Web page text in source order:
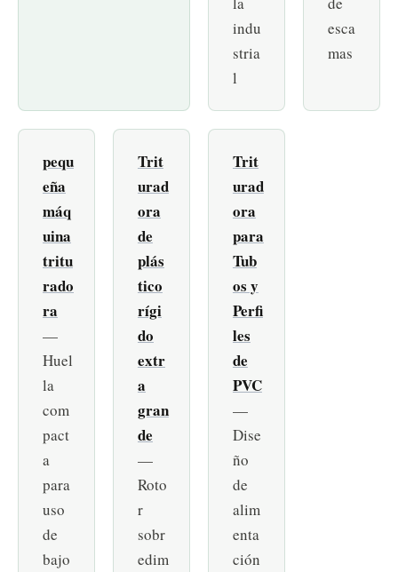
indu
stria
l
esca
mas
pequ
eña
máq
uina
tritu
rado
ra
—
Huel
la
com
pact
a
para
uso
de
bajo
Trit
urad
ora
de
plás
tico
rígi
do
extr
a
gran
de
—
Roto
r
sobr
edim
Trit
urad
ora
para
Tub
os y
Perfi
les
de
PVC
—
Dise
ño
de
alim
enta
ción